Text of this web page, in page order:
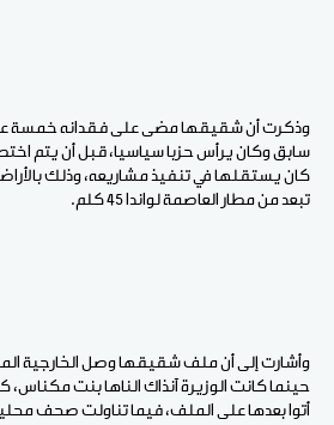
وذكرت أن شقيقها مضى على فقدانه خمسة
سابق وكان يرأس حزبا سياسيا، قبل أن يتم
كان يستقلها في تنفيذ مشاريعه، وذلك
تبعد من مطار العاصمة لواندا 45 كلم.
وأشارت إلى أن ملف شقيقها وصل الخارجية
حينما كانت الوزيرة آنذاك الناها بنت مكناس،
أتوا بعدها على الملف، فيما تناولت صحف